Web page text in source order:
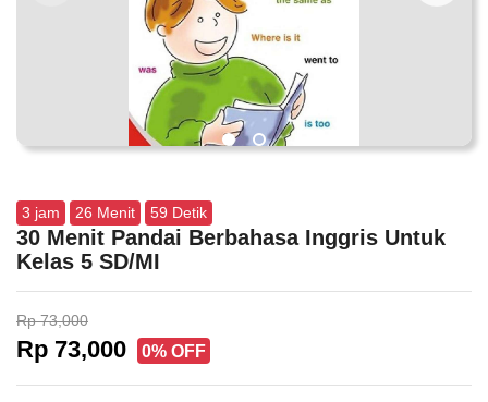
3 jam 26 Menit 58 Detik
30 Menit Pandai Berbahasa Inggris Untuk
Kelas 5 SD/MI
Rp 73,000
Rp 73,000 0% OFF